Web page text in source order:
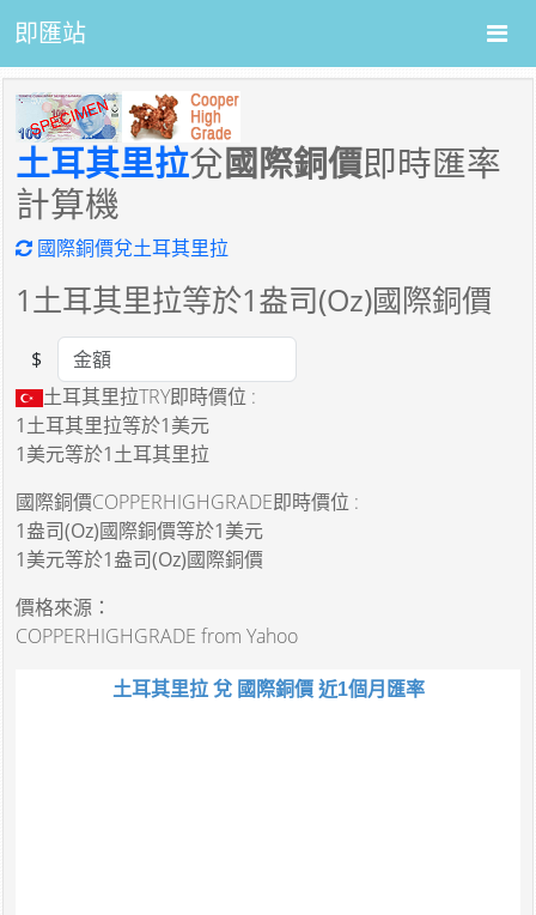
即匯站
土耳其里拉兌國際銅價即時匯率
計算機
國際銅價兌土耳其里拉
1土耳其里拉等於1盎司(Oz)國際銅價
Amount
$
土耳其里拉TRY即時價位 :
1土耳其里拉等於1美元
1美元等於1土耳其里拉
國際銅價COPPERHIGHGRADE即時價位 :
1盎司(Oz)國際銅價等於1美元
1美元等於1盎司(Oz)國際銅價
價格來源：
COPPERHIGHGRADE from Yahoo
土耳其里拉 兌 國際銅價 近1個月匯率